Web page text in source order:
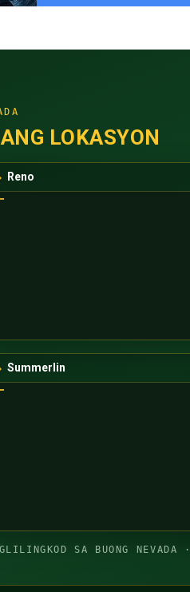
LOKASYON
Reno
Summerlin
SA BUONG NEVADA ·